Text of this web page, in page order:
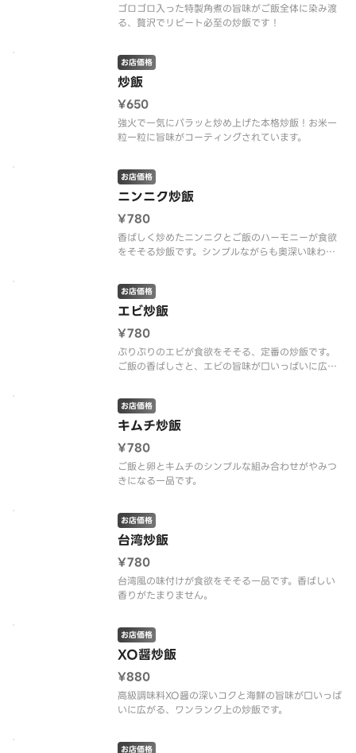
ゴロゴロ入った特製角煮の旨味がご飯全体に染み渡
る、贅沢でリピート必至の炒飯です！
炒飯
お店価格
¥650
強火で一気にパラッと炒め上げた本格炒飯！お米一
粒一粒に旨味がコーティングされています。
ニンニク炒飯
お店価格
¥780
香ばしく炒めたニンニクとご飯のハーモニーが食欲
をそそる炒飯です。シンプルながらも奥深い味わい
エビ炒飯
お店価格
¥780
ぷりぷりのエビが食欲をそそる、定番の炒飯です。
ご飯の香ばしさと、エビの旨味が口いっぱいに広が
キムチ炒飯
お店価格
¥780
ご飯と卵とキムチのシンプルな組み合わせがやみつ
きになる一品です。
台湾炒飯
お店価格
¥780
台湾風の味付けが食欲をそそる一品です。香ばしい
香りがたまりません。
XO醤炒飯
お店価格
¥880
高級調味料XO醤の深いコクと海鮮の旨味が口いっぱ
いに広がる、ワンランク上の炒飯です。
お店価格